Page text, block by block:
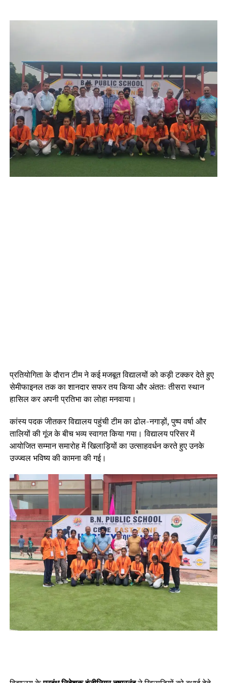
प्रतियोगिता के दौरान टीम ने कई मजबूत विद्यालयों को कड़ी टक्कर देते हुए
सेमीफाइनल तक का शानदार सफर तय किया और अंततः तीसरा स्थान
हासिल कर अपनी प्रतिभा का लोहा मनवाया।
कांस्य पदक जीतकर विद्यालय पहुंची टीम का ढोल-नगाड़ों, पुष्प वर्षा और
तालियों की गूंज के बीच भव्य स्वागत किया गया। विद्यालय परिसर में
आयोजित सम्मान समारोह में खिलाड़ियों का उत्साहवर्धन करते हुए उनके
उज्ज्वल भविष्य की कामना की गई।